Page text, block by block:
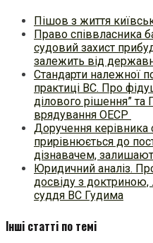
Пішов з життя
Право співвласника
судовий захист
залежить від
Стандарти належної
практиці ВC. Про
ділового рішення”
врядування ОЕСР
Доручення керівника
прирівнюється до
дізнавачем,
Юридичний аналіз.
досвіду з
суддя ВС Гудима
Інші статті по темі